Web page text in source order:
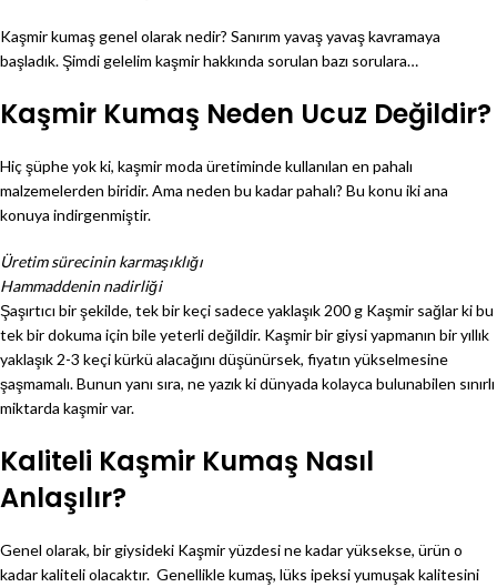
Kaşmir kumaş genel olarak nedir? Sanırım yavaş yavaş kavramaya
başladık. Şimdi gelelim kaşmir hakkında sorulan bazı sorulara…
Kaşmir Kumaş Neden Ucuz Değildir?
Hiç şüphe yok ki, kaşmir moda üretiminde kullanılan en pahalı
malzemelerden biridir. Ama neden bu kadar pahalı? Bu konu iki ana
konuya indirgenmiştir.
Üretim sürecinin karmaşıklığı
Hammaddenin nadirliği
Şaşırtıcı bir şekilde, tek bir keçi sadece yaklaşık 200 g Kaşmir sağlar ki bu
tek bir dokuma için bile yeterli değildir. Kaşmir bir giysi yapmanın bir yıllık
yaklaşık 2-3 keçi kürkü alacağını düşünürsek, fiyatın yükselmesine
şaşmamalı. Bunun yanı sıra, ne yazık ki dünyada kolayca bulunabilen sınırlı
miktarda kaşmir var.
Kaliteli Kaşmir Kumaş Nasıl
Anlaşılır?
Genel olarak, bir giysideki Kaşmir yüzdesi ne kadar yüksekse, ürün o
kadar kaliteli olacaktır. Genellikle kumaş, lüks ipeksi yumuşak kalitesini